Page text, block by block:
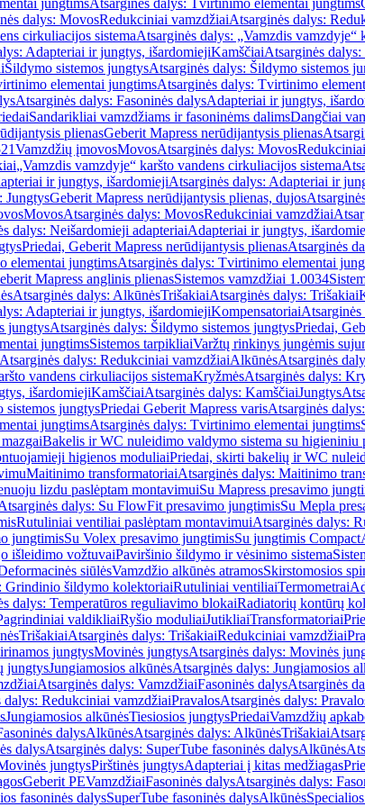
jungtimsAtsarginės dalys: Tvirtinimo elementai jungtims
dalys: MovosRedukciniai vamzdžiaiAtsarginės dalys:
cirkuliacijos sistemaAtsarginės dalys: „Vamzdis vamzdyje“
Adapteriai ir jungtys, išardomiejiKamščiaiAtsarginės
Šildymo sistemos jungtysAtsarginės dalys: Šildymo sistemos
elementai jungtimsAtsarginės dalys: Tvirtinimo
Atsarginės dalys: Fasoninės dalysAdapteriai ir jungtys,
Sandarikliai vamzdžiams ir fasoninėms dalimsDangčiai
plienasGeberit Mapress nerūdijantysis plienas
Vamzdžių įmovosMovosAtsarginės dalys: Movos
„Vamzdis vamzdyje“ karšto vandens cirkuliacijos sistema
ir jungtys, išardomiejiAtsarginės dalys: Adapteriai ir
JungtysGeberit Mapress nerūdijantysis plienas, dujos
MovosAtsarginės dalys: MovosRedukciniai vamzdžiai
dalys: Neišardomieji adapteriaiAdapteriai ir jungtys,
Priedai, Geberit Mapress nerūdijantysis plienasAtsarginės
elementai jungtimsAtsarginės dalys: Tvirtinimo elementai
Mapress anglinis plienasSistemos vamzdžiai 1.0034
Atsarginės dalys: AlkūnėsTrišakiaiAtsarginės dalys: Trišakiai
Adapteriai ir jungtys, išardomiejiKompensatoriai
jungtysAtsarginės dalys: Šildymo sistemos jungtysPriedai,
jungtimsSistemos tarpikliaiVaržtų rinkinys jungėmis
Atsarginės dalys: Redukciniai vamzdžiaiAlkūnėsAtsarginės
vandens cirkuliacijos sistemaKryžmėsAtsarginės dalys:
išardomiejiKamščiaiAtsarginės dalys: KamščiaiJungtys
sistemos jungtysPriedai Geberit Mapress varisAtsarginės
jungtimsAtsarginės dalys: Tvirtinimo elementai jungtims
Bakelis ir WC nuleidimo valdymo sistema su higieniniu
higienos moduliaiPriedai, skirti bakelių ir WC
Maitinimo transformatoriaiAtsarginės dalys: Maitinimo
lizdu paslėptam montavimuiSu Mapress presavimo
dalys: Su FlowFit presavimo jungtimisSu Mepla
Rutuliniai ventiliai paslėptam montavimuiAtsarginės dalys:
jungtimisSu Volex presavimo jungtimisSu jungtimis Compact
išleidimo vožtuvaiPaviršinio šildymo ir vėsinimo sistema
siūlėsVamzdžio alkūnės atramosSkirstomosios
Grindinio šildymo kolektoriaiRutuliniai ventiliaiTermometrai
dalys: Temperatūros reguliavimo blokaiRadiatorių kontūrų
valdikliaiRyšio moduliaiJutikliaiTransformatoriai
TrišakiaiAtsarginės dalys: TrišakiaiRedukciniai vamzdžiai
jungtysMovinės jungtysAtsarginės dalys: Movinės
jungtysJungiamosios alkūnėsAtsarginės dalys: Jungiamosios
Atsarginės dalys: VamzdžiaiFasoninės dalysAtsarginės
dalys: Redukciniai vamzdžiaiPravalosAtsarginės dalys:
Jungiamosios alkūnėsTiesiosios jungtysPriedaiVamzdžių
dalysAlkūnėsAtsarginės dalys: AlkūnėsTrišakiai
dalysAtsarginės dalys: SuperTube fasoninės dalysAlkūnės
jungtysPirštinės jungtysAdapteriai į kitas medžiagas
Geberit PEVamzdžiaiFasoninės dalysAtsarginės dalys:
fasoninės dalysSuperTube fasoninės dalysAlkūnės